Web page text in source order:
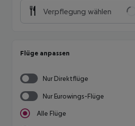
Verpflegung wählen
Flüge anpassen
Nur Direktflüge
Nur Eurowings-Flüge
Alle Flüge